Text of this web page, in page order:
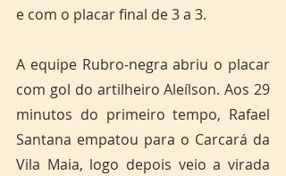
e com o placar final de 3 a 3.
A equipe Rubro-negra abriu o placar
com gol do artilheiro Aleílson. Aos 29
minutos do primeiro tempo, Rafael
Santana empatou para o Carcará da
Vila Maia, logo depois veio a virada